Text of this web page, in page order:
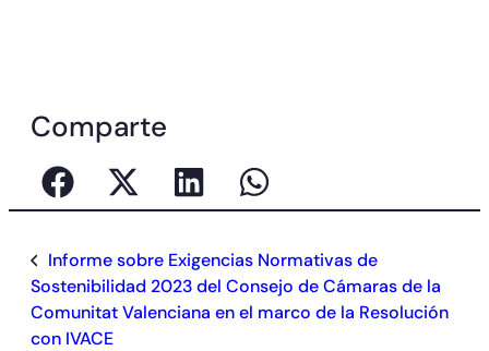
Comparte
Informe sobre Exigencias Normativas de
Sostenibilidad 2023 del Consejo de Cámaras de la
Comunitat Valenciana en el marco de la Resolución
con IVACE